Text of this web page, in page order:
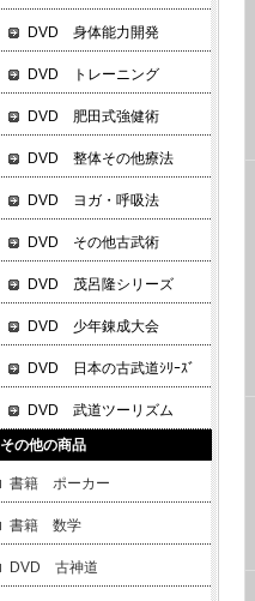
DVD 身体能力開発
DVD トレーニング
DVD 肥田式強健術
DVD 整体その他療法
DVD ヨガ・呼吸法
DVD その他古武術
DVD 茂呂隆シリーズ
DVD 少年錬成大会
DVD 日本の古武道ｼﾘｰｽﾞ
DVD 武道ツーリズム
その他の商品
書籍 ポーカー
書籍 数学
DVD 古神道